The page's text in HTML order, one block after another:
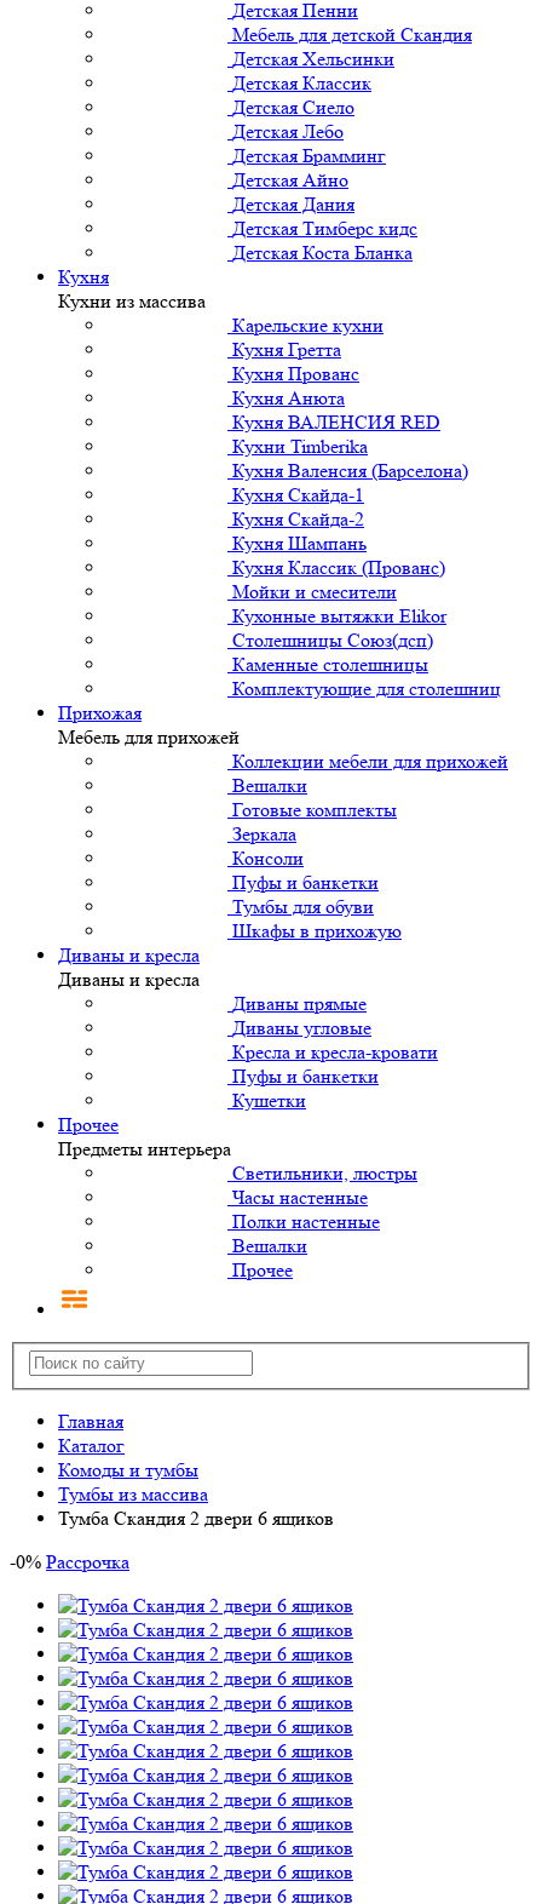
Детская Пенни
Мебель для детской Скандия
Детская Хельсинки
Детская Классик
Детская Сиело
Детская Лебо
Детская Брамминг
Детская Айно
Детская Дания
Детская Тимберс кидс
Детская Коста Бланка
Кухня
Кухни из массива
Карельские кухни
Кухня Гретта
Кухня Прованс
Кухня Анюта
Кухня ВАЛЕНСИЯ RED
Кухни Timberika
Кухня Валенсия (Барселона)
Кухня Скайда-1
Кухня Скайда-2
Кухня Шампань
Кухня Классик (Прованс)
Мойки и смесители
Кухонные вытяжки Elikor
Столешницы Союз(дсп)
Каменные столешницы
Комплектующие для столешниц
Прихожая
Мебель для прихожей
Коллекции мебели для прихожей
Вешалки
Готовые комплекты
Зеркала
Консоли
Пуфы и банкетки
Тумбы для обуви
Шкафы в прихожую
Диваны и кресла
Диваны и кресла
Диваны прямые
Диваны угловые
Кресла и кресла-кровати
Пуфы и банкетки
Кушетки
Прочее
Предметы интерьера
Светильники, люстры
Часы настенные
Полки настенные
Вешалки
Прочее
Главная
Каталог
Комоды и тумбы
Тумбы из массива
Тумба Скандия 2 двери 6 ящиков
-0% Рассрочка